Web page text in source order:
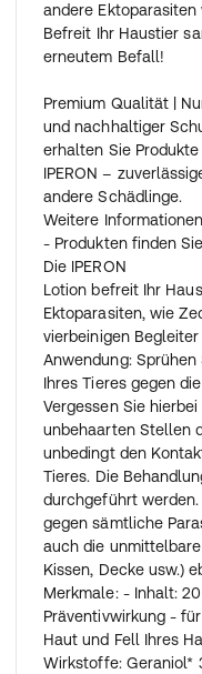
andere
Befreit Ihr Haustier
erneutem Befall!
Premium Qualität |
und nachhaltiger
erhalten Sie
IPERON –
andere Schädlinge.
Weitere
- Produkten finden
Die IPERON
Lotion befreit Ihr
Ektoparasiten, wie
vierbeinigen
Anwendung:
Ihres Tieres gegen
Vergessen Sie
unbehaarten Stellen
unbedingt den
Tieres. Die
durchgeführt
gegen sämtliche
auch die
Kissen, Decke usw.)
Merkmale: - Inhalt:
Präventivwirkung -
Haut und Fell Ihres
Wirkstoffe: Geraniol*